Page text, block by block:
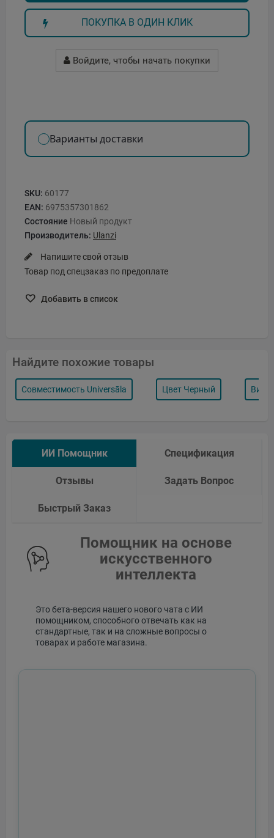
ПОКУПКА В ОДИН КЛИК
Войдите, чтобы начать покупки
Варианты доставки
SKU: 60177
EAN: 6975357301862
Состояние Новый продукт
Производитель: Ulanzi
Напишите свой отзыв
Товар под спецзаказ по предоплате
Добавить в список
Найдите похожие товары
Совместимость Universāla Цвет Черный Вид
ИИ Помощник Спецификация
Отзывы Задать Вопрос
Быстрый Заказ
Помощник на основе
искусственного
интеллекта
Это бета-версия нашего нового чата с ИИ
помощником, способного отвечать как на
стандартные, так и на сложные вопросы о
товарах и работе магазина.